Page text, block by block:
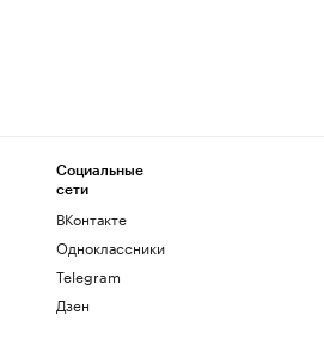
Социальные
сети
ВКонтакте
Одноклассники
Telegram
Дзен